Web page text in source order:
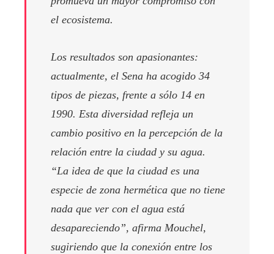
el ecosistema.
Los resultados son apasionantes:
actualmente, el Sena ha acogido 34
tipos de piezas, frente a sólo 14 en
1990. Esta diversidad refleja un
cambio positivo en la percepción de la
relación entre la ciudad y su agua.
“La idea de que la ciudad es una
especie de zona hermética que no tiene
nada que ver con el agua está
desapareciendo”, afirma Mouchel,
sugiriendo que la conexión entre los